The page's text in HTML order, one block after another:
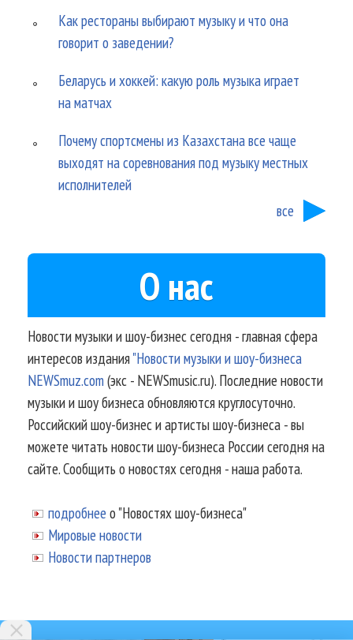
Как рестораны выбирают музыку и что она
говорит о заведении?
Беларусь и хоккей: какую роль музыка играет
на матчах
Почему спортсмены из Казахстана все чаще
выходят на соревнования под музыку местных
исполнителей
все
О нас
Новости музыки и шоу-бизнес сегодня - главная сфера
интересов издания"Новости музыки и шоу-бизнеса
NEWSmuz.com(экс - NEWSmusic.ru). Последние новости
музыки и шоу бизнеса обновляются круглосуточно.
Российский шоу-бизнес и артисты шоу-бизнеса - вы
можете читать новости шоу-бизнеса России сегодня на
сайте. Сообщить о новостях сегодня - наша работа.
подробнее о "Новостях шоу-бизнеса"
Мировые новости
Новости партнеров